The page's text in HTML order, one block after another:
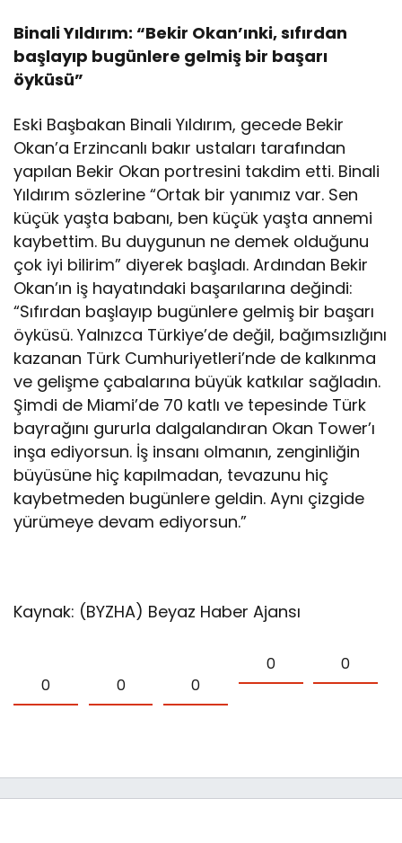
Binali Yıldırım: “Bekir Okan’ınki, sıfırdan
başlayıp bugünlere gelmiş bir başarı
öyküsü”
Eski Başbakan Binali Yıldırım, gecede Bekir
Okan’a Erzincanlı bakır ustaları tarafından
yapılan Bekir Okan portresini takdim etti. Binali
Yıldırım sözlerine “Ortak bir yanımız var. Sen
küçük yaşta babanı, ben küçük yaşta annemi
kaybettim. Bu duygunun ne demek olduğunu
çok iyi bilirim” diyerek başladı. Ardından Bekir
Okan’ın iş hayatındaki başarılarına değindi:
“Sıfırdan başlayıp bugünlere gelmiş bir başarı
öyküsü. Yalnızca Türkiye’de değil, bağımsızlığını
kazanan Türk Cumhuriyetleri’nde de kalkınma
ve gelişme çabalarına büyük katkılar sağladın.
Şimdi de Miami’de 70 katlı ve tepesinde Türk
bayrağını gururla dalgalandıran Okan Tower’ı
inşa ediyorsun. İş insanı olmanın, zenginliğin
büyüsüne hiç kapılmadan, tevazunu hiç
kaybetmeden bugünlere geldin. Aynı çizgide
yürümeye devam ediyorsun.”
Kaynak: (BYZHA) Beyaz Haber Ajansı
0 0 0
0 0